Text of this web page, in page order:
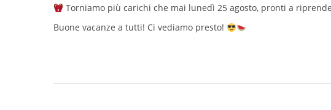
Torniamo più carichi che mai lunedì 25 agosto, pronti a
Buone vacanze a tutti! Ci vediamo presto!